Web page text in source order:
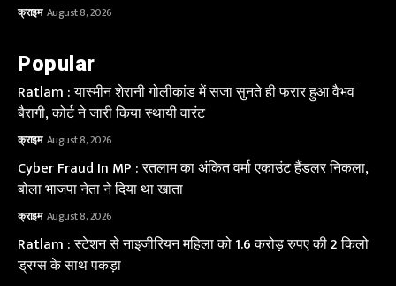
क्राइम August 8, 2026
Popular
Ratlam : यास्मीन शेरानी गोलीकांड में सजा सुनते ही फरार हुआ वैभव
बैरागी, कोर्ट ने जारी किया स्थायी वारंट
क्राइम August 8, 2026
Cyber Fraud In MP : रतलाम का अंकित वर्मा एकाउंट हैंडलर निकला,
बोला भाजपा नेता ने दिया था खाता
क्राइम August 8, 2026
Ratlam : स्टेशन से नाइजीरियन महिला को 1.6 करोड़ रुपए की 2 किलो
ड्रग्स के साथ पकड़ा